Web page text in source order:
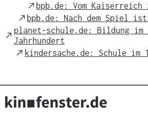
External
Link
bpb.de: Vom Kaiserreich
External
Link
bpb.de: Nach dem Spiel
External
Link
planet-schule.de: Bildung im
Jahrhundert
External
kindersache.de: Schule im